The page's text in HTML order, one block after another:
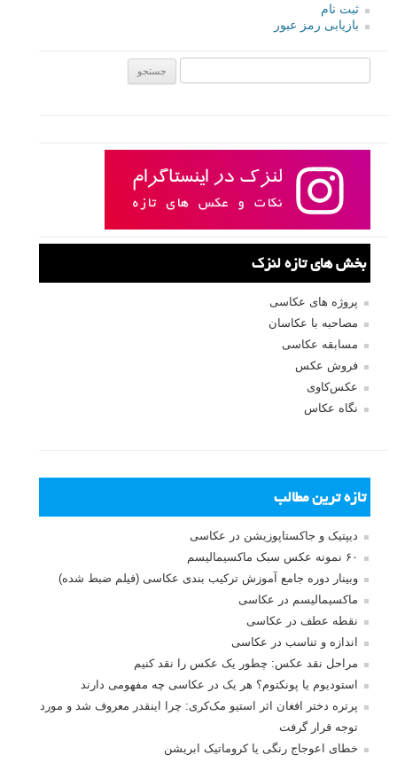
ثبت نام
بازیابی رمز عبور
بخش های تازه لنزک
پروژه های عکاسی
مصاحبه با عکاسان
مسابقه عکاسی
فروش عکس
عکس‌کاوی
نگاه عکاس
تازه ترین مطالب
دیپتیک و جاکستا‌پوزیشن در عکاسی
۶۰ نمونه عکس سبک ماکسیمالیسم
وبینار دوره جامع آموزش ترکیب بندی عکاسی (فیلم ضبط شده)
ماکسیمالیسم در عکاسی
نقطه عطف در عکاسی
اندازه و تناسب در عکاسی
مراحل نقد عکس: چطور یک عکس را نقد کنیم
استودیوم یا پونکتوم؟ هر یک در عکاسی چه مفهومی دارند
پرتره دختر افغان اثر استیو مک‌کری: چرا اینقدر معروف شد و مورد
توجه قرار گرفت
خطای اعوجاج رنگی یا کروماتیک ابریشن